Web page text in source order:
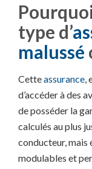
type d’
malussé
Cetteassurance,
d’accéder à des
de posséder la
calculés au plus
conducteur, mais
modulables et